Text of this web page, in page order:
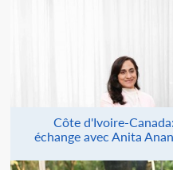
Côte d'Ivoire-
échange avec Anita